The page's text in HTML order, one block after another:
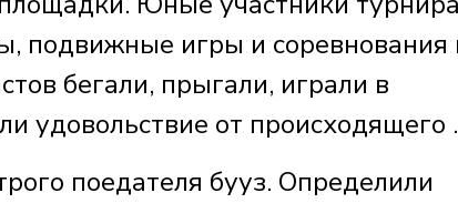
подвижные игры и соревнования
бегали, прыгали, играли в
удовольствие от происходящего .
поедателя бууз. Определили